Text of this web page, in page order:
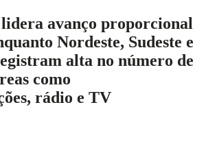
avanço proporcional
Nordeste, Sudeste e
alta no número de
como
rádio e TV